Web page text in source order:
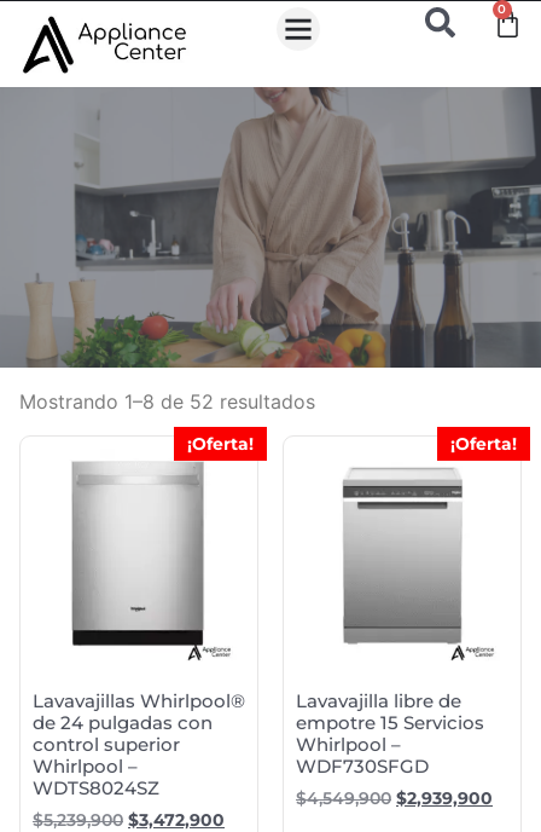
0
Mostrando 1–8 de 52 resultados
¡Oferta!
Lavavajillas Whirlpool®
de 24 pulgadas con
control superior
Whirlpool –
WDTS8024SZ
$5,239,900 $3,472,900
¡Oferta!
Lavavajilla libre de
empotre 15 Servicios
Whirlpool –
WDF730SFGD
$4,549,900 $2,939,900